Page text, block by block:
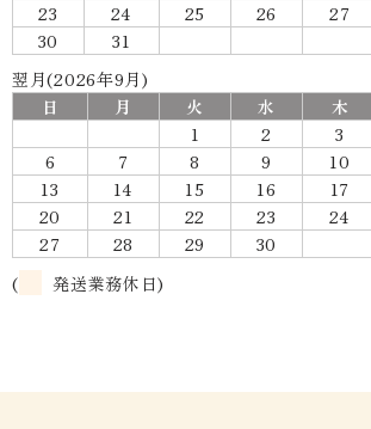
23
24 25 26 27
30
31
翌月(2026年9月)
日
月 火 水 木
1
2 3
6
7 8 9 10
13
14 15 16 17
20
21 22 23 24
27
28 29
30
(
発送業務休日)